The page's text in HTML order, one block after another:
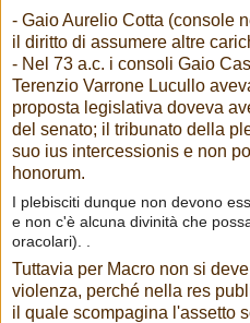
- Gaio Aurelio Cotta (console
il diritto di assumere altre
- Nel 73 a.c. i consoli Gaio
Terenzio Varrone Lucullo
proposta legislativa doveva
del senato; il tribunato della
suo ius intercessionis e non
honorum.
I plebisciti dunque non devono
e non c'è alcuna divinità che
oracolari). .
Tuttavia per Macro non si
violenza, perché nella res
il quale scompagina l'assetto